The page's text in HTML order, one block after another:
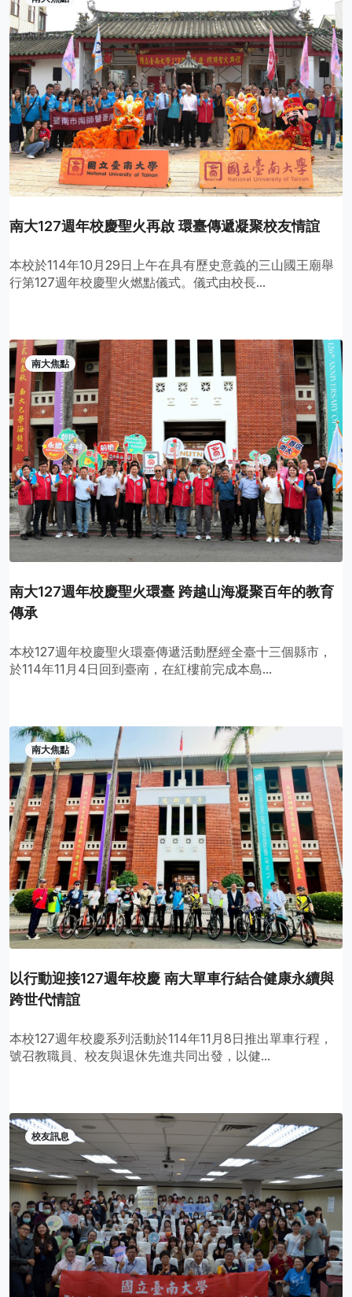
南大127週年校慶聖火再啟 環臺傳遞凝聚校友情誼
本校於114年10月29日上午在具有歷史意義的三山國王廟舉
行第127週年校慶聖火燃點儀式。儀式由校長...
南大焦點
南大127週年校慶聖火環臺 跨越山海凝聚百年的教育
傳承
本校127週年校慶聖火環臺傳遞活動歷經全臺十三個縣市，
於114年11月4日回到臺南，在紅樓前完成本島...
南大焦點
以行動迎接127週年校慶 南大單車行結合健康永續與
跨世代情誼
本校127週年校慶系列活動於114年11月8日推出單車行程，
號召教職員、校友與退休先進共同出發，以健...
校友訊息